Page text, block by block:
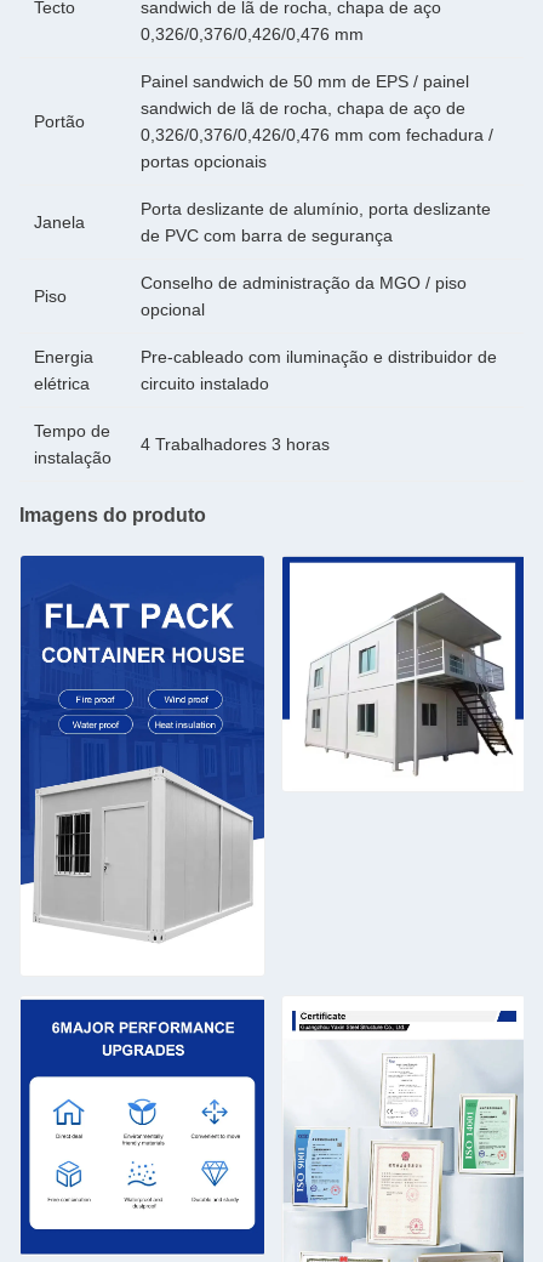
Tecto
sandwich de lã de rocha, chapa de aço
0,326/0,376/0,426/0,476 mm
Portão
Painel sandwich de 50 mm de EPS / painel
sandwich de lã de rocha, chapa de aço de
0,326/0,376/0,426/0,476 mm com fechadura /
portas opcionais
Janela
Porta deslizante de alumínio, porta deslizante
de PVC com barra de segurança
Piso
Conselho de administração da MGO / piso
opcional
Energia
elétrica
Pre-cableado com iluminação e distribuidor de
circuito instalado
Tempo de
instalação
4 Trabalhadores 3 horas
Imagens do produto